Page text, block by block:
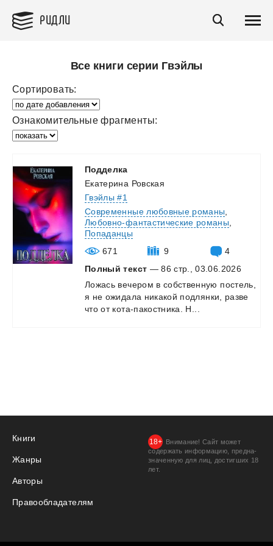
РИДЛИ
Все книги серии Гвэйлы
Сортировать:
Ознакомительные фрагменты:
Подделка
Екатерина Ровская
Гвэйлы #1
Современные любовные романы
Любовно-фантастические романы
Попаданцы
671
9
4
Полный текст — 86 стр., 03.06.2026
Ложась вечером в собственную постель,
я не ожидала никакой подлянки,
разве
что от кота-пакостника. Н...
Книги
Жанры
Авторы
Правообладателям
Внимание! Сайт может
содержать информацию, предна­
значенную для лиц, дости­гших 18
лет.